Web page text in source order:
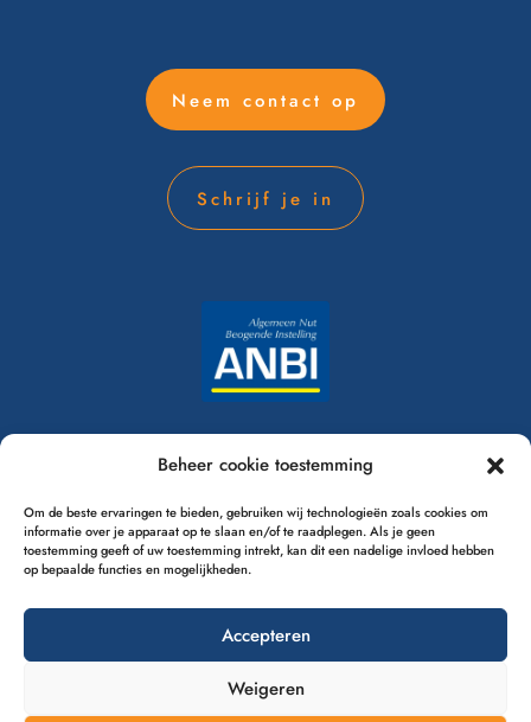
Beheer cookie toestemming
Om de beste ervaringen te bieden, gebruiken wij technologieën zoals cookies om
informatie over je apparaat op te slaan en/of te raadplegen. Als je geen
toestemming geeft of uw toestemming intrekt, kan dit een nadelige invloed hebben
op bepaalde functies en mogelijkheden.
Accepteren
Weigeren
Neem contact op
Schrijf je in
Financieel overzicht 2023
Financieel overzicht 2024
Jaarverslag 2024
Privacyverklaring
Klachtenregeling